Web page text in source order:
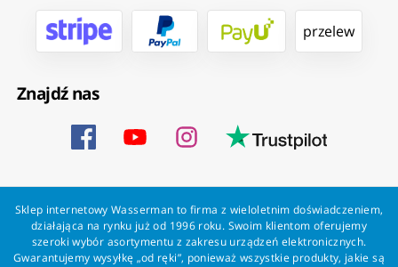
przelew
Znajdź nas
Sklep internetowy Wasserman to firma z wieloletnim doświadczeniem,
działająca na rynku już od 1996 roku. Swoim klientom oferujemy
szeroki wybór asortymentu z zakresu urządzeń elektronicznych.
Gwarantujemy wysyłkę „od ręki”, ponieważ wszystkie produkty, jakie są